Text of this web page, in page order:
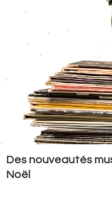
Des nouveautés
Noël